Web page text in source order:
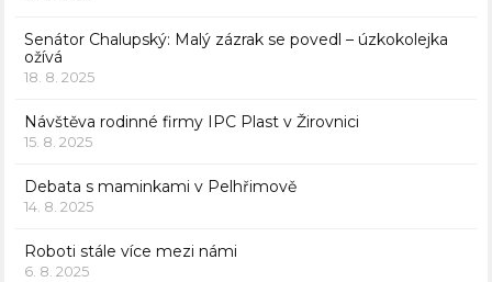
Senátor Chalupský: Malý zázrak se povedl – úzkokolejka
ožívá
18. 8. 2025
Návštěva rodinné firmy IPC Plast v Žirovnici
15. 8. 2025
Debata s maminkami v Pelhřimově
14. 8. 2025
Roboti stále více mezi námi
6. 8. 2025